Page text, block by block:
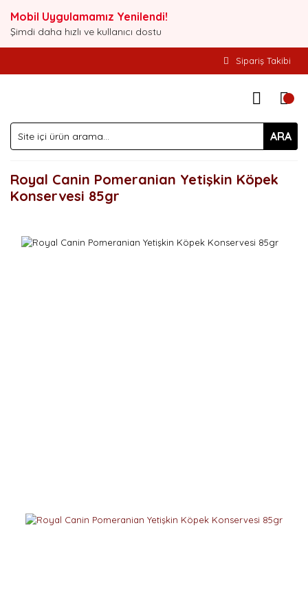
Mobil Uygulamamız Yenilendi!
Şimdi daha hızlı ve kullanıcı dostu
Sipariş Takibi
ARA
Royal Canin Pomeranian Yetişkin Köpek
Konservesi 85gr